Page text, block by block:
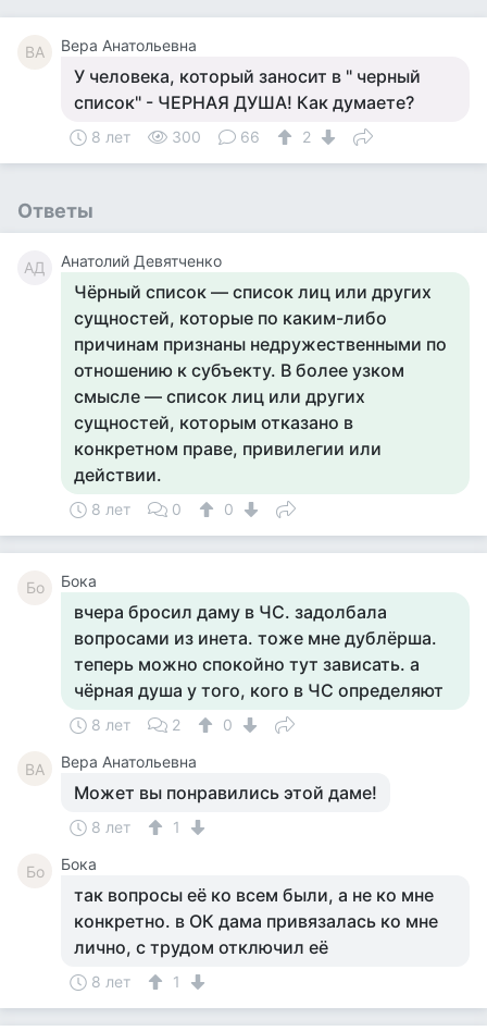
ВА Вера Анатольевна
У человека, который заносит в " черный
список" - ЧЕРНАЯ ДУША! Как думаете?
8 лет 300 66 2
Ответы
АД Анатолий Девятченко
Чёрный список — список лиц или других
сущностей, которые по каким-либо
причинам признаны недружественными по
отношению к субъекту. В более узком
смысле — список лиц или других
сущностей, которым отказано в
конкретном праве, привилегии или
действии.
8 лет 0 0
Бо Бока
вчера бросил даму в ЧС. задолбала
вопросами из инета. тоже мне дублёрша.
теперь можно спокойно тут зависать. а
чёрная душа у того, кого в ЧС определяют
8 лет 2 0
ВА Вера Анатольевна
Может вы понравились этой даме!
8 лет 1
Бо Бока
так вопросы её ко всем были, а не ко мне
конкретно. в ОК дама привязалась ко мне
лично, с трудом отключил её
8 лет 1